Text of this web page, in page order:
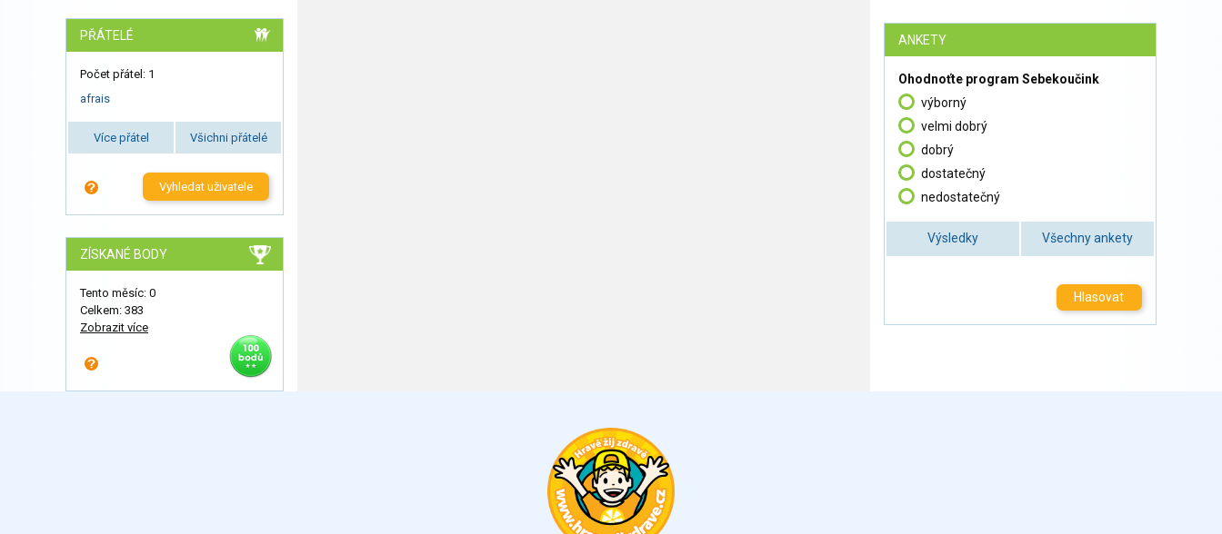
PŘÁTELÉ
Počet přátel: 1
afrais
Více přátel Všichni přátelé
Vyhledat uživatele
ZÍSKANÉ BODY
Tento měsíc: 0
Celkem: 383
Zobrazit více
ANKETY
Ohodnoťte program Sebekoučink
výborný
velmi dobrý
dobrý
dostatečný
nedostatečný
Výsledky Všechny ankety
Hlasovat